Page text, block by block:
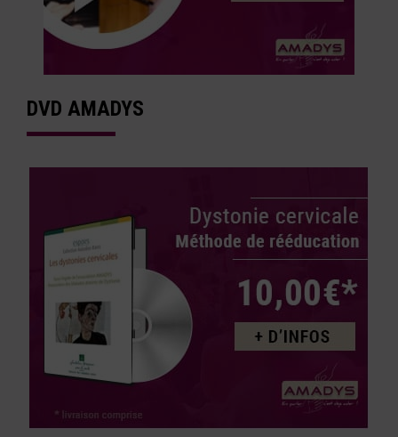
DVD AMADYS